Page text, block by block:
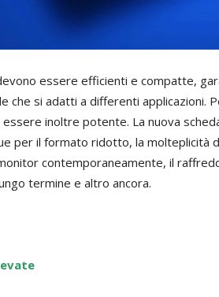
essere efficienti e compatte,
che si adatti a differenti applicazioni.
inoltre potente. La nuova
per il formato ridotto, la molteplicità
contemporaneamente, il
termine e altro ancora.